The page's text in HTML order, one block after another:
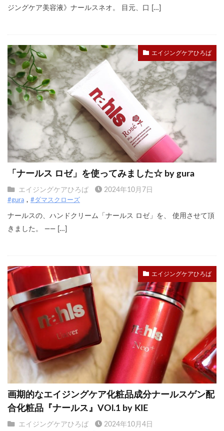
ジングケア美容液》ナールスネオ。 目元、口 […]
エイジングケアひろば
「ナールス ロゼ」を使ってみました☆ by gura
エイジングケアひろば 2024年10月7日
#gura #ダマスクローズ
ナールスの、ハンドクリーム「ナールス ロゼ」を、 使用させて頂
きました。 —— […]
エイジングケアひろば
画期的なエイジングケア化粧品成分ナールスゲン配
合化粧品『ナールス』VOl.1 by KIE
エイジングケアひろば 2024年10月4日